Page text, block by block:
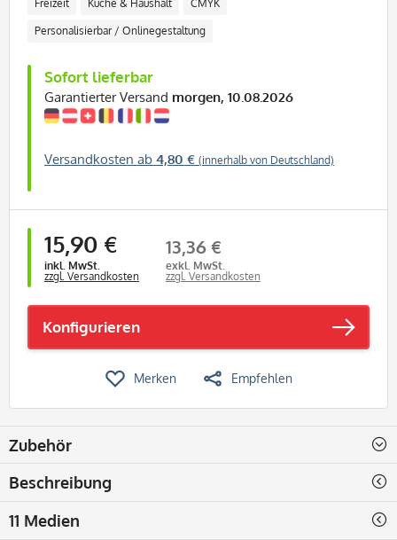
Freizeit Küche & Haushalt CMYK
Personalisierbar / Onlinegestaltung
Sofort lieferbar
Garantierter Versand morgen, 10.08.2026
Versandkosten ab 4,80 € (innerhalb von Deutschland)
15,90 €
inkl. MwSt.
zzgl. Versandkosten
13,36 €
exkl. MwSt.
zzgl. Versandkosten
Konfigurieren
Merken Empfehlen
Zubehör
Beschreibung
11 Medien